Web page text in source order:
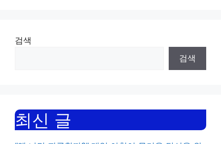
검색
검색
최신 글